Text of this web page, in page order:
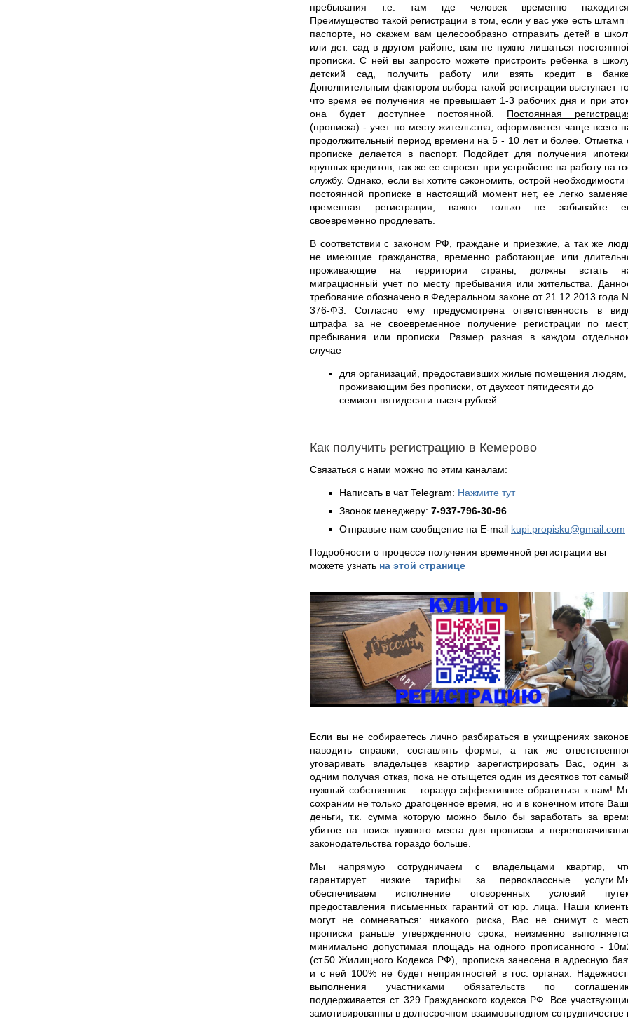
пребывания т.е. там где человек временно находится.
Преимущество такой регистрации в том, если у вас уже есть штамп
паспорте, но скажем вам целесообразно отправить детей в
или дет. сад в другом районе, вам не нужно лишаться
прописки. С ней вы запросто можете пристроить ребенка в
детский сад, получить работу или взять кредит в
Дополнительным фактором выбора такой регистрации выступает
что время ее получения не превышает 1-3 рабочих дня и при
она будет доступнее постоянной. Постоянная
(прописка) - учет по месту жительства, оформляется чаще всего
продолжительный период времени на 5 - 10 лет и более. Отметка
прописке делается в паспорт. Подойдет для получения ипотеки,
крупных кредитов, так же ее спросят при устройстве на работу на
службу. Однако, если вы хотите сэкономить, острой необходимости
постоянной прописке в настоящий момент нет, ее легко
временная регистрация, важно только не забывайте
своевременно продлевать.
В соответствии с законом РФ, граждане и приезжие, а так же
не имеющие гражданства, временно работающие или
проживающие на территории страны, должны встать
миграционный учет по месту пребывания или жительства.
требование обозначено в Федеральном законе от 21.12.2013 года
376-ФЗ. Согласно ему предусмотрена ответственность в
штрафа за не своевременное получение регистрации по
пребывания или прописки. Размер разная в каждом
случае
для организаций, предоставивших жилые помещения людям,
проживающим без прописки, от двухсот пятидесяти до
семисот пятидесяти тысяч рублей.
Как получить регистрацию в Кемерово
Связаться с нами можно по этим каналам:
Написать в чат Telegram: Нажмите тут
Звонок менеджеру: 7-937-796-30-96
Отправьте нам сообщение на E-mail kupi.propisku@gmail.com
Подробности о процессе получения временной регистрации вы
можете узнать на этой странице
Если вы не собираетесь лично разбираться в ухищрениях
наводить справки, составлять формы, а так же
уговаривать владельцев квартир зарегистрировать Вас, один
одним получая отказ, пока не отыщется один из десятков тот самый,
нужный собственник.... гораздо эффективнее обратиться к нам!
сохраним не только драгоценное время, но и в конечном итоге
деньги, т.к. сумма которую можно было бы заработать за
убитое на поиск нужного места для прописки и
законодательства гораздо больше.
Мы напрямую сотрудничаем с владельцами квартир,
гарантирует низкие тарифы за первоклассные
обеспечиваем исполнение оговоренных условий
предоставления письменных гарантий от юр. лица. Наши
могут не сомневаться: никакого риска, Вас не снимут с
прописки раньше утвержденного срока, неизменно
минимально допустимая площадь на одного прописанного -
(ст.50 Жилищного Кодекса РФ), прописка занесена в адресную
и с ней 100% не будет неприятностей в гос. органах.
выполнения участниками обязательств по
поддерживается ст. 329 Гражданского кодекса РФ. Все
замотивированны в долгосрочном взаимовыгодном сотрудничестве